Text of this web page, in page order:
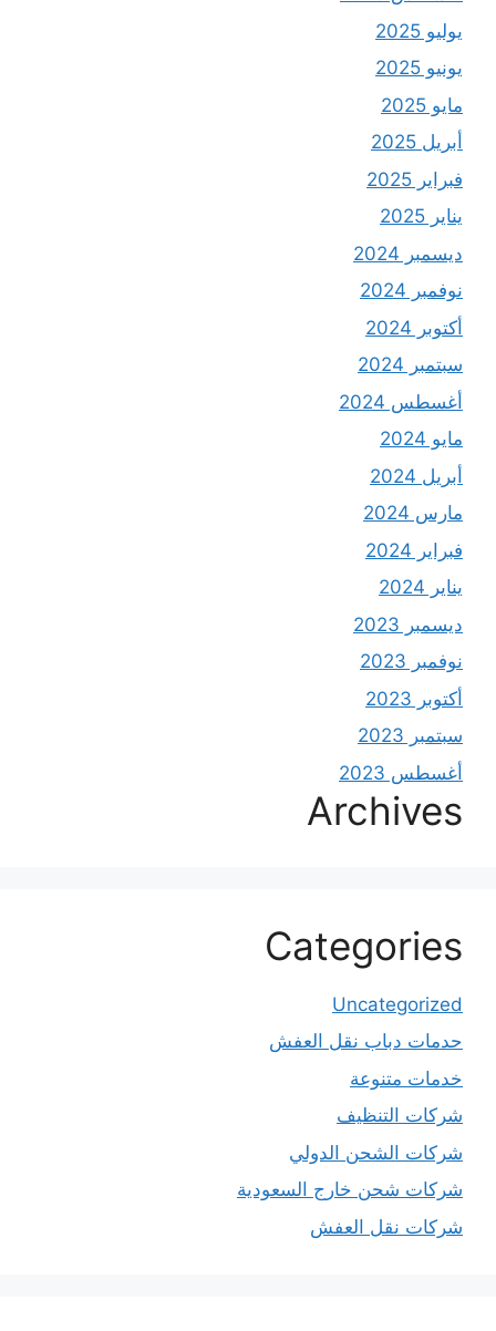
يوليو 2025
يونيو 2025
مايو 2025
أبريل 2025
فبراير 2025
يناير 2025
ديسمبر 2024
نوفمبر 2024
أكتوبر 2024
سبتمبر 2024
أغسطس 2024
مايو 2024
أبريل 2024
مارس 2024
فبراير 2024
يناير 2024
ديسمبر 2023
نوفمبر 2023
أكتوبر 2023
سبتمبر 2023
أغسطس 2023
Archives
Categories
Uncategorized
حدمات دباب نقل العفش
خدمات متنوعة
شركات التنظيف
شركات الشحن الدولي
شركات شحن خارج السعودية
شركات نقل العفش